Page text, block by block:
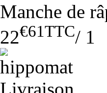
Manche de
22€61TTC/ 1